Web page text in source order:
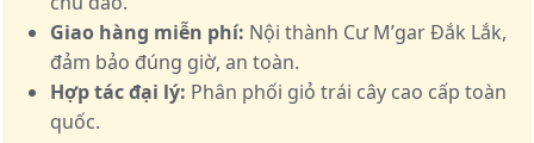
Giao hàng miễn phí: Nội thành Cư M’gar Đắk Lắk,
đảm bảo đúng giờ, an toàn.
Hợp tác đại lý: Phân phối giỏ trái cây cao cấp toàn
quốc.